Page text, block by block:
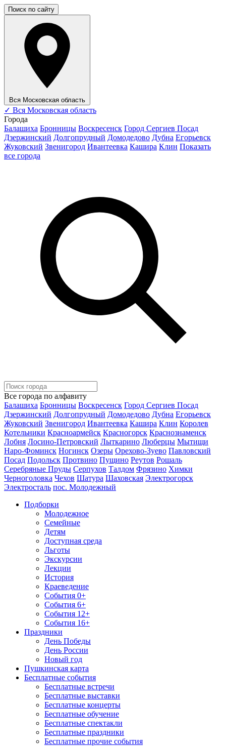
Поиск по сайту
Вся Московская область
✓ Вся Московская область
Города
Балашиха Бронницы Воскресенск Город Сергиев Посад
Дзержинский Долгопрудный Домодедово Дубна Егорьевск
Жуковский Звенигород Ивантеевка Кашира Клин Показать
все города
Все города по алфавиту
Балашиха Бронницы Воскресенск Город Сергиев Посад
Дзержинский Долгопрудный Домодедово Дубна Егорьевск
Жуковский Звенигород Ивантеевка Кашира Клин Королев
Котельники Красноармейск Красногорск Краснознаменск
Лобня Лосино-Петровский Лыткарино Люберцы Мытищи
Наро-Фоминск Ногинск Озеры Орехово-Зуево Павловский
Посад Подольск Протвино Пущино Реутов Рошаль
Серебряные Пруды Серпухов Талдом Фрязино Химки
Черноголовка Чехов Шатура Шаховская Электрогорск
Электросталь пос. Молодежный
Подборки
Молодежное
Семейные
Детям
Доступная среда
Льготы
Экскурсии
Лекции
История
Краеведение
События 0+
События 6+
События 12+
События 16+
Праздники
День Победы
День России
Новый год
Пушкинская карта
Бесплатные события
Бесплатные встречи
Бесплатные выставки
Бесплатные концерты
Бесплатные обучение
Бесплатные спектакли
Бесплатные праздники
Бесплатные прочие события